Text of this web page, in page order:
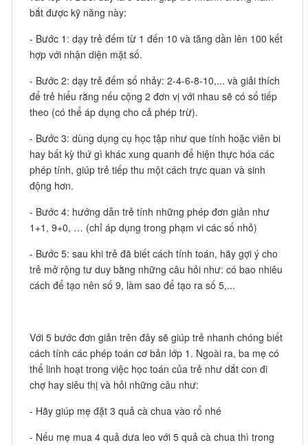
bắt được kỹ năng này:
- Bước 1: dạy trẻ đếm từ 1 đến 10 và tăng dần lên 100 kết
hợp với nhận diện mặt số.
- Bước 2: dạy trẻ đếm số nhảy: 2-4-6-8-10,... và giải thích
để trẻ hiểu rằng nếu cộng 2 đơn vị với nhau sẽ có số tiếp
theo (có thể áp dụng cho cả phép trừ).
- Bước 3: dùng dụng cụ học tập như que tính hoặc viên bi
hay bất kỳ thứ gì khác xung quanh để hiện thực hóa các
phép tính, giúp trẻ tiếp thu một cách trực quan và sinh
động hơn.
- Bước 4: hướng dẫn trẻ tính những phép đơn giản như
1+1, 9+0, … (chỉ áp dụng trong phạm vi các số nhỏ)
- Bước 5: sau khi trẻ đã biết cách tính toán, hãy gợi ý cho
trẻ mở rộng tư duy bằng những câu hỏi như: có bao nhiêu
cách để tạo nên số 9, làm sao để tạo ra số 5,...
Với 5 bước đơn giản trên đây sẽ giúp trẻ nhanh chóng biết
cách tính các phép toán cơ bản lớp 1. Ngoài ra, ba mẹ có
thể linh hoạt trong việc học toán của trẻ như dắt con đi
chợ hay siêu thị và hỏi những câu như:
- Hãy giúp mẹ đặt 3 quả cà chua vào rổ nhé
- Nếu mẹ mua 4 quả dưa leo với 5 quả cà chua thì trong